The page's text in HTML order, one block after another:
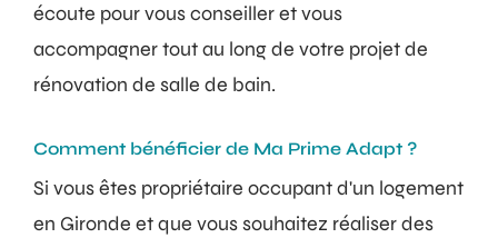
écoute pour vous conseiller et vous
accompagner tout au long de votre projet de
rénovation de salle de bain.
Comment bénéficier de Ma Prime Adapt ?
Si vous êtes propriétaire occupant d'un logement
en Gironde et que vous souhaitez réaliser des